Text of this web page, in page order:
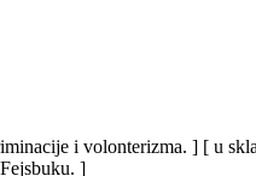
i volonterizma. ] [ u
]